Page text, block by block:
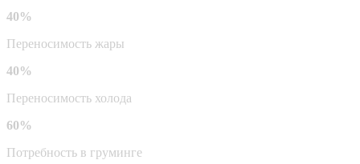
40%
Переносимость жары
40%
Переносимость холода
60%
Потребность в груминге